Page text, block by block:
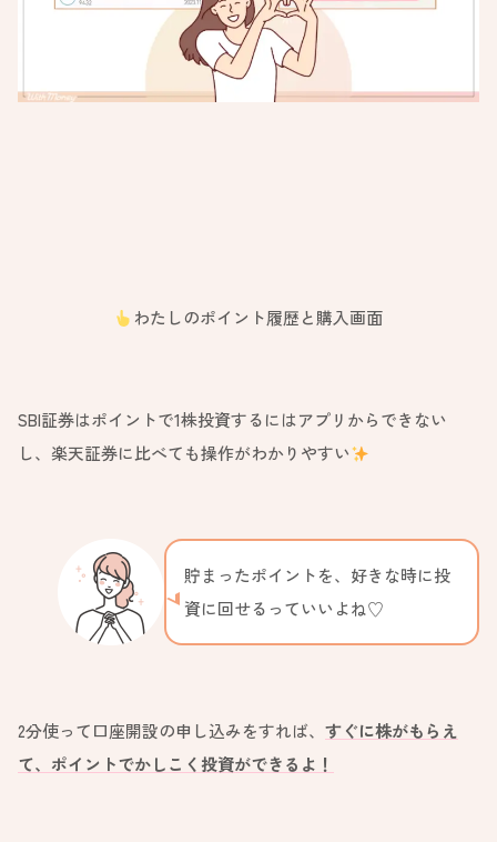
わたしのポイント履歴と購入画面
SBI証券はポイントで1株投資するにはアプリからできない
し、楽天証券に比べても操作がわかりやすい
貯まったポイントを、好きな時に投
資に回せるっていいよね♡
2分使って口座開設の申し込みをすれば、 すぐに株がもらえ
て、ポイントでかしこく投資ができるよ！